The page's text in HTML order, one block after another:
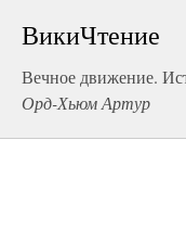
ВикиЧтение
Вечное движение.
Орд-Хьюм Артур